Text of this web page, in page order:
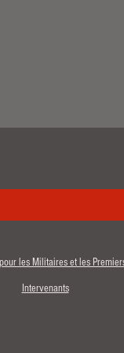
les Militaires et les
Intervenants